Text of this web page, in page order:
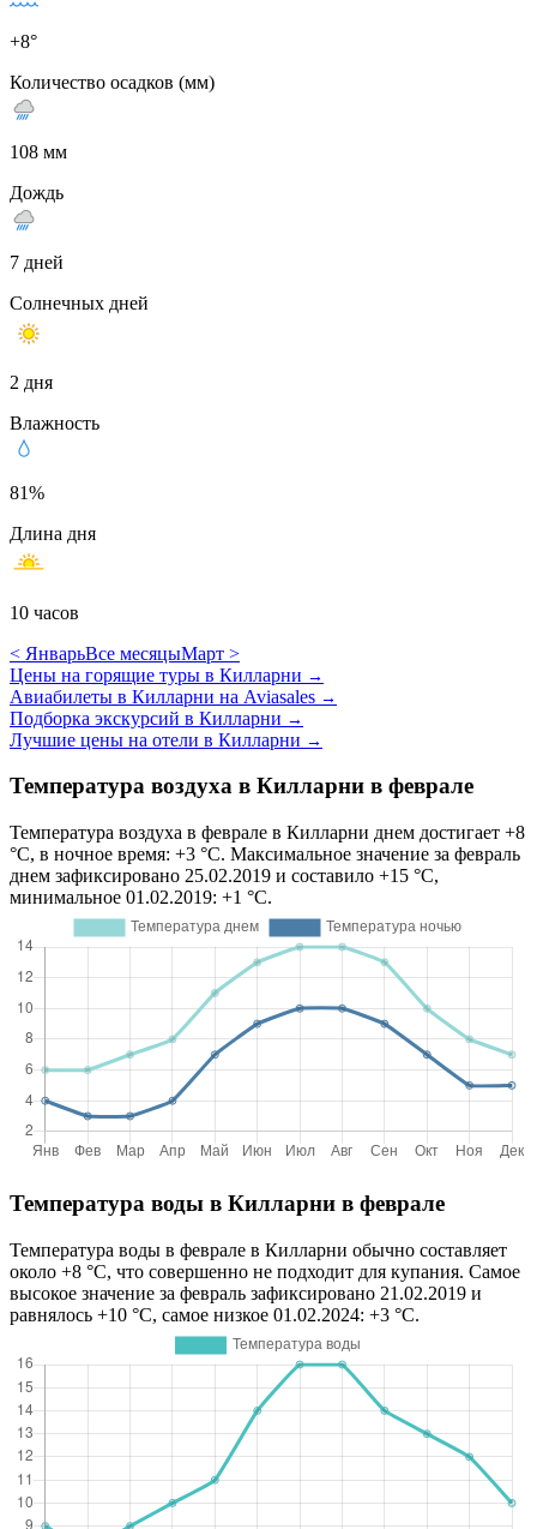
+8°
Количество осадков (мм)
108 мм
Дождь
7 дней
Солнечных дней
2 дня
Влажность
81%
Длина дня
10 часов
< ЯнварьВсе месяцыМарт >
Цены на горящие туры в Килларни →
Авиабилеты в Килларни на Aviasales →
Подборка экскурсий в Килларни →
Лучшие цены на отели в Килларни →
Температура воздуха в Килларни в феврале
Температура воздуха в феврале в Килларни днем достигает +8
°C, в ночное время: +3 °C. Максимальное значение за февраль
днем зафиксировано 25.02.2019 и составило +15 °C,
минимальное 01.02.2019: +1 °C.
Температура воды в Килларни в феврале
Температура воды в феврале в Килларни обычно составляет
около +8 °C, что совершенно не подходит для купания. Самое
высокое значение за февраль зафиксировано 21.02.2019 и
равнялось +10 °C, самое низкое 01.02.2024: +3 °C.